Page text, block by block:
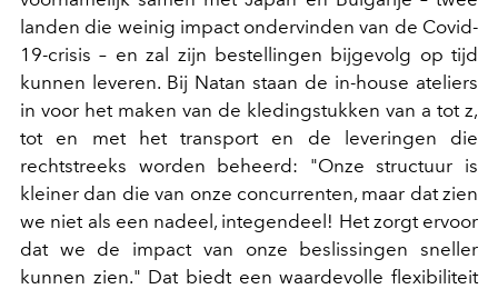
landen die weinig impact ondervinden van de Covid-
19-crisis – en zal zijn bestellingen bijgevolg op tijd
kunnen leveren. Bij Natan staan de in-house ateliers
in voor het maken van de kledingstukken van a tot z,
tot en met het transport en de leveringen die
rechtstreeks worden beheerd: "Onze structuur is
kleiner dan die van onze concurrenten, maar dat zien
we niet als een nadeel, integendeel! Het zorgt ervoor
dat we de impact van onze beslissingen sneller
kunnen zien." Dat biedt een waardevolle flexibiliteit